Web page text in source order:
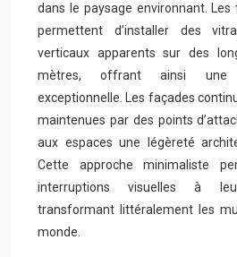
dans le paysage environnant. Les
permettent d’installer des
verticaux apparents sur des
mètres, offrant ainsi une
exceptionnelle. Les façades
maintenues par des points
aux espaces une légèreté
Cette approche minimaliste
interruptions visuelles à
transformant littéralement les
monde.